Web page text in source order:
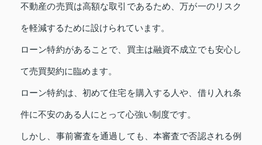
不動産の売買は高額な取引であるため、万が一のリスク
を軽減するために設けられています。
ローン特約があることで、買主は融資不成立でも安心し
て売買契約に臨めます。
ローン特約は、初めて住宅を購入する人や、借り入れ条
件に不安のある人にとって心強い制度です。
しかし、事前審査を通過しても、本審査で否認される例